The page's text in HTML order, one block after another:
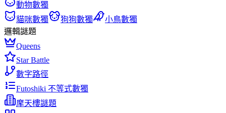
動物數獨
貓咪數獨
狗狗數獨
小鳥數獨
邏輯謎題
Queens
Star Battle
數字路徑
Futoshiki 不等式數獨
摩天樓謎題